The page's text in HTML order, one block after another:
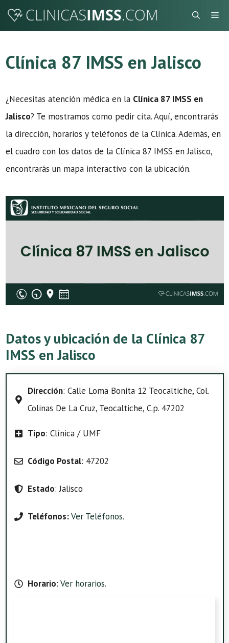
Saltar
Clínica 87 IMSS en Jalisco
¿Necesitas atención médica en la Clínica 87 IMSS en
Jalisco? Te mostramos como pedir cita. Aquí, encontrarás
la dirección, horarios y teléfonos de la Clínica. Además, en
el cuadro con los datos de la Clínica 87 IMSS en Jalisco,
encontrarás un mapa interactivo con la ubicación.
Datos y ubicación de la Clínica 87
IMSS en Jalisco
Dirección: Calle Loma Bonita 12 Teocaltiche, Col.
Colinas De La Cruz, Teocaltiche, C.p. 47202
Tipo: Clínica / UMF
Código Postal: 47202
Estado: Jalisco
Teléfonos:Ver Teléfonos.
Horario: Ver horarios.